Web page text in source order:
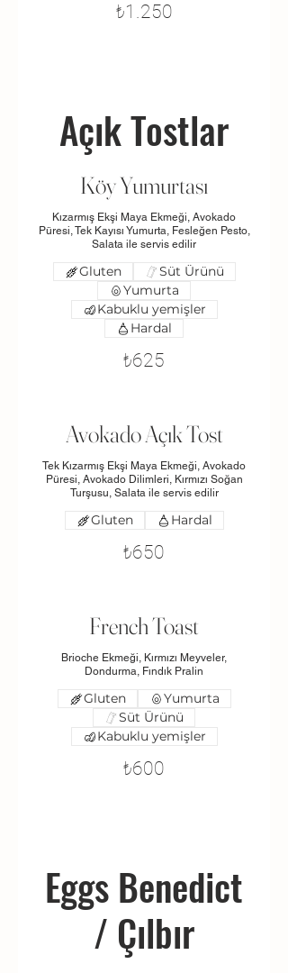
₺1.250
Açık Tostlar
Köy Yumurtası
Kızarmış Ekşi Maya Ekmeği, Avokado
Püresi, Tek Kayısı Yumurta, Fesleğen Pesto,
Salata ile servis edilir
₺625
Gluten
Süt Ürünü
Yumurta
Kabuklu yemişler
Hardal
Avokado Açık Tost
Tek Kızarmış Ekşi Maya Ekmeği, Avokado
Püresi, Avokado Dilimleri, Kırmızı Soğan
Turşusu, Salata ile servis edilir
₺650
Gluten Hardal
French Toast
Brioche Ekmeği, Kırmızı Meyveler,
Dondurma, Fındık Pralin
₺600
Gluten
Yumurta
Süt Ürünü
Kabuklu yemişler
Eggs Benedict
/ Çılbır